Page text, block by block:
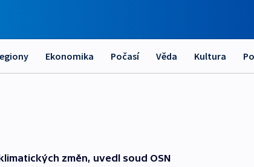
Ekonomika Počasí Věda Kultura
změn, uvedl soud OSN